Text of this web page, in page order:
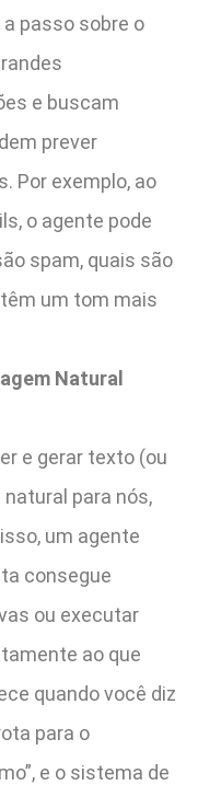
passo sobre o
e buscam
prever
Por exemplo, ao
o agente pode
spam, quais são
um tom mais
Natural
e gerar texto (ou
para nós,
um agente
consegue
ou executar
ao que
quando você diz
para o
e o sistema de